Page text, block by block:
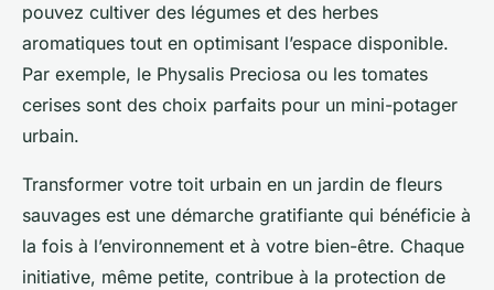
pouvez cultiver des légumes et des herbes
aromatiques tout en optimisant l’espace disponible.
Par exemple, le Physalis Preciosa ou les tomates
cerises sont des choix parfaits pour un mini-potager
urbain.
Transformer votre toit urbain en un jardin de fleurs
sauvages est une démarche gratifiante qui bénéficie à
la fois à l’environnement et à votre bien-être. Chaque
initiative, même petite, contribue à la protection de